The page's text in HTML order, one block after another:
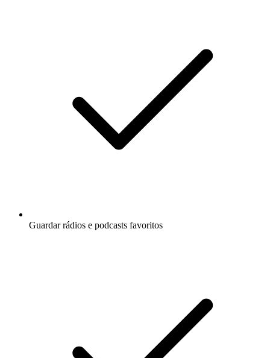
Guardar rádios e podcasts favoritos